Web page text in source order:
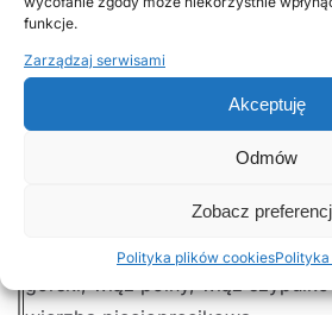
funkcje.
Zarządzaj serwisami
Akceptuję
Odmów
Zobacz
Polityka plików cookies
grusza, klon polny, magnolia
sosna limba, wierzba iwa,
brzoza brodawkowata, brzoza
olsza szara, orzech, sosna
topola osika, tulipanowiec, wiąz
górski, wiąz polny, wiąz